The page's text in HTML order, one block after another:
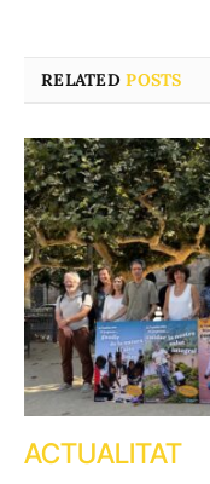
RELATEDPOSTS
ACTUALITAT